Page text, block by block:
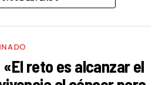
festivos. El comité de fiestas ha
elegir el concierto del 11 de
una perspectiva moderna,
reto es alcanzar el